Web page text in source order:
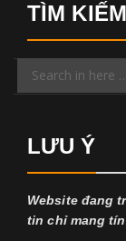
TÌM KIẾM
Search
LƯU Ý
Website đang
tin chỉ mang